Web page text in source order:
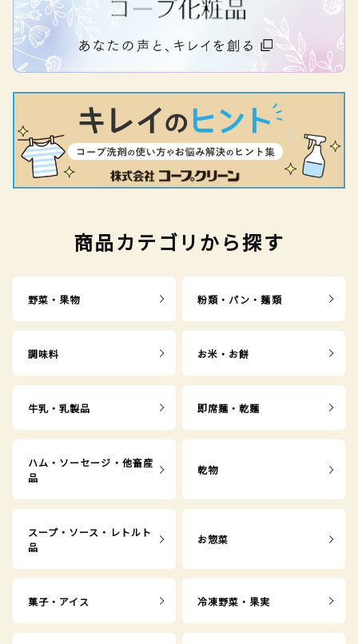
商品カテゴリから探す
野菜・果物 粉類・パン・麺類
調味料 お米・お餅
牛乳・乳製品 即席麺・乾麺
ハム・ソーセージ・他畜産
品
乾物
スープ・ソース・レトルト
品
お惣菜
菓子・アイス 冷凍野菜・果実